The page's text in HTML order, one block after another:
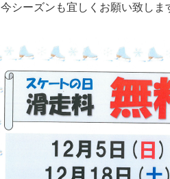
今シーズンも宜しくお願い致しま